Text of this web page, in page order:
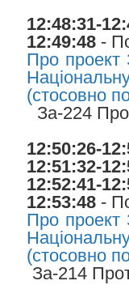
12:48:31-
12:49:48 -
Про проект
(стосовно
За-224
12:50:26-
12:51:32-
12:52:41-
12:53:48 -
Про проект
(стосовно
За-214